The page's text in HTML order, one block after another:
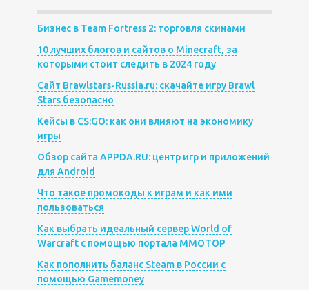
Бизнес в Team Fortress 2: торговля скинами
10 лучших блогов и сайтов о Minecraft, за
которыми стоит следить в 2024 году
Сайт Brawlstars-Russia.ru: скачайте игру Brawl
Stars безопасно
Кейсы в CS:GO: как они влияют на экономику
игры
Обзор сайта APPDA.RU: центр игр и приложений
для Android
Что такое промокоды к играм и как ими
пользоваться
Как выбрать идеальный сервер World of
Warcraft с помощью портала MMOTOP
Как пополнить баланс Steam в России с
помощью Gamemoney